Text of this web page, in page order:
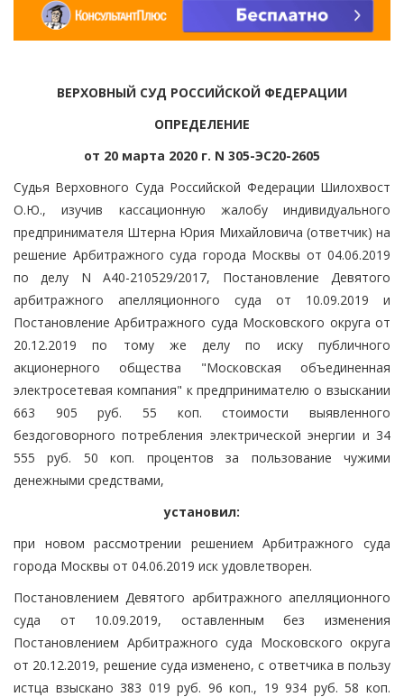
ВЕРХОВНЫЙ СУД РОССИЙСКОЙ ФЕДЕРАЦИИ
ОПРЕДЕЛЕНИЕ
от 20 марта 2020 г. N 305-ЭС20-2605
Судья Верховного Суда Российской Федерации Шилохвост
О.Ю., изучив кассационную жалобу индивидуального
предпринимателя Штерна Юрия Михайловича (ответчик) на
решение Арбитражного суда города Москвы от 04.06.2019
по делу N А40-210529/2017, Постановление Девятого
арбитражного апелляционного суда от 10.09.2019 и
Постановление Арбитражного суда Московского округа от
20.12.2019 по тому же делу по иску публичного
акционерного общества "Московская объединенная
электросетевая компания" к предпринимателю о взыскании
663 905 руб. 55 коп. стоимости выявленного
бездоговорного потребления электрической энергии и 34
555 руб. 50 коп. процентов за пользование чужими
денежными средствами,
установил:
при новом рассмотрении решением Арбитражного суда
города Москвы от 04.06.2019 иск удовлетворен.
Постановлением Девятого арбитражного апелляционного
суда от 10.09.2019, оставленным без изменения
Постановлением Арбитражного суда Московского округа
от 20.12.2019, решение суда изменено, с ответчика в пользу
истца взыскано 383 019 руб. 96 коп., 19 934 руб. 58 коп.